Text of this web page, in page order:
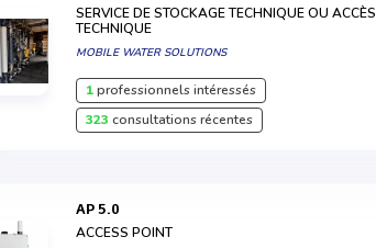
SERVICE DE STOCKAGE TECHNIQUE OU ACCÈS
TECHNIQUE
MOBILE WATER SOLUTIONS
1professionnels intéressés
323 consultations récentes
AP 5.0
ACCESS POINT